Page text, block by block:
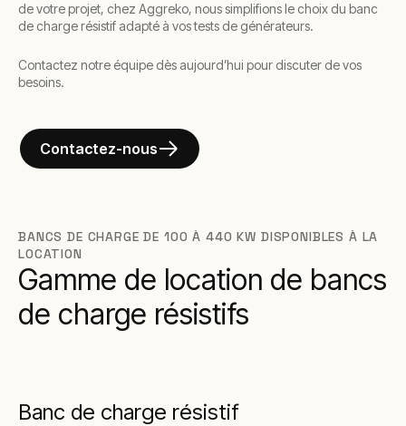
de votre projet, chez Aggreko, nous simplifions le choix du banc
de charge résistif adapté à vos tests de générateurs.
Contactez notre équipe dès aujourd’hui pour discuter de vos
besoins.
Contactez-nous
BANCS DE CHARGE DE 100 À 440 KW DISPONIBLES À LA
LOCATION
Gamme de location de bancs
de charge résistifs
Banc de charge résistif